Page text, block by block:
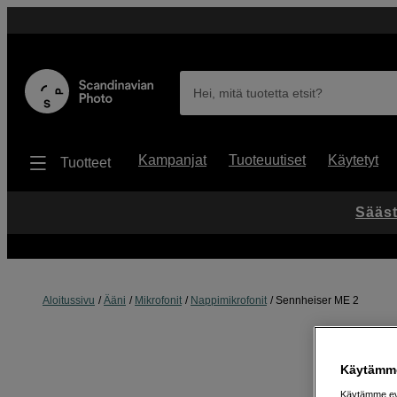
Hei, mitä tuotetta etsit?
Tuotteet Kampanjat Tuoteuutiset Käytetyt
Aloitussivu Ääni Mikrofonit Nappimikrofonit Sennheiser ME 2
Käytämme